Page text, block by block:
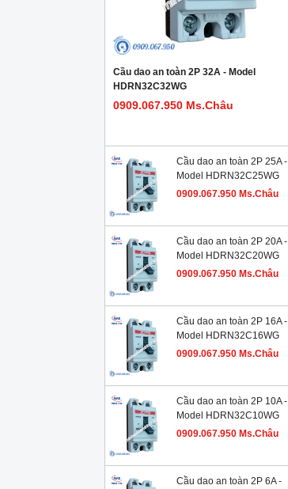
Cầu dao an toàn 2P 32A - Model
HDRN32C32WG
0909.067.950 Ms.Châu
Cầu dao an toàn 2P 25A -
Model HDRN32C25WG
0909.067.950 Ms.Châu
Cầu dao an toàn 2P 20A -
Model HDRN32C20WG
0909.067.950 Ms.Châu
Cầu dao an toàn 2P 16A -
Model HDRN32C16WG
0909.067.950 Ms.Châu
Cầu dao an toàn 2P 10A -
Model HDRN32C10WG
0909.067.950 Ms.Châu
Cầu dao an toàn 2P 6A -